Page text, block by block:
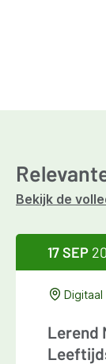
Bekijk de
17 SEP
Digitaal
Lerend